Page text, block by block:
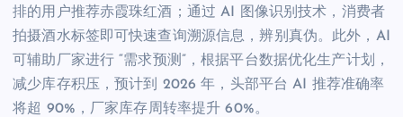
排的用户推荐赤霞珠红酒；通过 AI 图像识别技术，消费者
拍摄酒水标签即可快速查询溯源信息，辨别真伪。此外，AI
可辅助厂家进行 “需求预测”，根据平台数据优化生产计划，
减少库存积压，预计到 2026 年，头部平台 AI 推荐准确率
将超 90%，厂家库存周转率提升 60%。